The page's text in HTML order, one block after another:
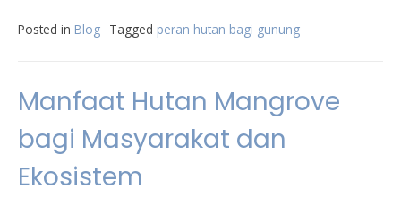
Posted in Blog Tagged peran hutan bagi gunung
Manfaat Hutan Mangrove
bagi Masyarakat dan
Ekosistem